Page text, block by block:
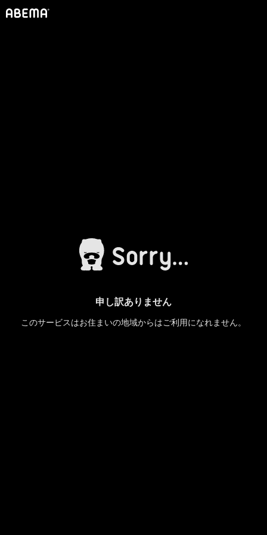
申し訳ありません
このサービスはお住まいの地域からはご利用になれません。